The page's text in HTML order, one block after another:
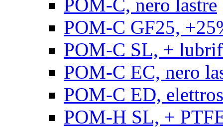
POM-C, nero lastre
POM-C GF25,
POM-C SL, +
POM-C EC, nero
POM-C ED,
POM-H SL, +